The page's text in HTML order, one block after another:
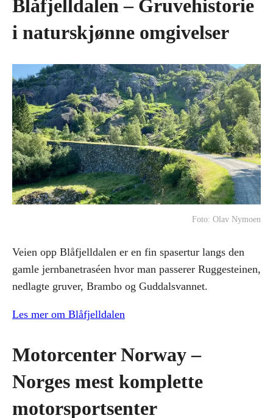
Blåfjelldalen – Gruvehistorie
i naturskjønne omgivelser
Foto: Olav Nymoen
Veien opp Blåfjelldalen er en fin spasertur langs den
gamle jernbanetraséen hvor man passerer Ruggesteinen,
nedlagte gruver, Brambo og Guddalsvannet.
Les mer om Blåfjelldalen
Motorcenter Norway –
Norges mest komplette
motorsportsenter